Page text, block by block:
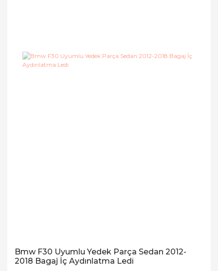
Bmw F30 Uyumlu Yedek Parça Sedan 2012-
2018 Bagaj İç Aydınlatma Ledi